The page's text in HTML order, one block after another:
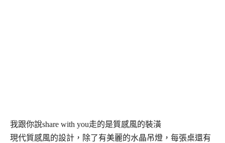
我跟你說share with you走的是質感風的裝潢
現代質感風的設計，除了有美麗的水晶吊燈，每張桌還有